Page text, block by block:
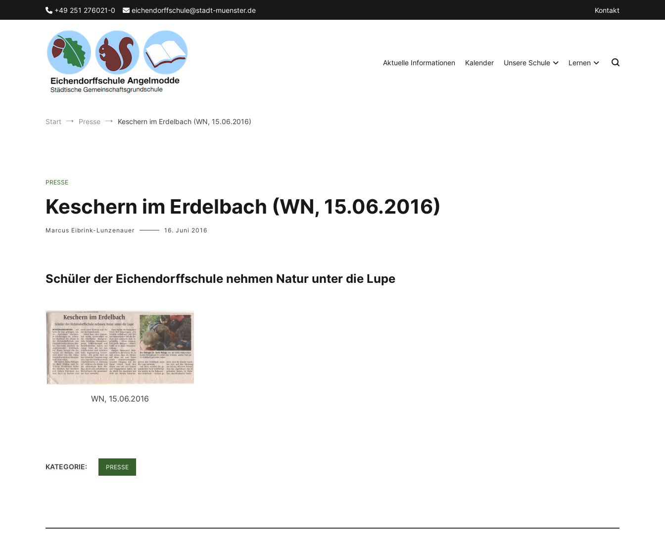
+49 251 276021-0 eichendorffschule@stadt-muenster.de Kontakt
Aktuelle Informationen Kalender Unsere Schule Lernen
Start Presse Keschern im Erdelbach (WN, 15.06.2016)
PRESSE
Keschern im Erdelbach (WN, 15.06.2016)
Marcus Eibrink-Lunzenauer 16. Juni 2016
Schüler der Eichendorffschule nehmen Natur unter die Lupe
WN, 15.06.2016
KATEGORIE: PRESSE